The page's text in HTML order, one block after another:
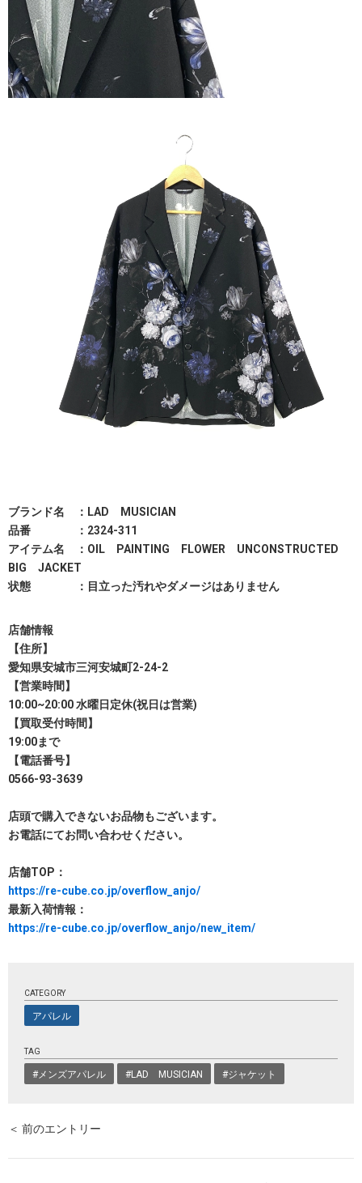
ブランド名 ：LAD MUSICIAN
品番 ：2324-311
アイテム名 ：OIL PAINTING FLOWER UNCONSTRUCTED
BIG JACKET
状態 ：目立った汚れやダメージはありません
店舗情報
【住所】
愛知県安城市三河安城町2-24-2
【営業時間】
10:00~20:00 水曜日定休(祝日は営業)
【買取受付時間】
19:00まで
【電話番号】
0566-93-3639
店頭で購入できないお品物もございます。
お電話にてお問い合わせください。
店舗TOP：
https://re-cube.co.jp/overflow_anjo/
最新入荷情報：
https://re-cube.co.jp/overflow_anjo/new_item/
CATEGORY
アパレル
TAG
#メンズアパレル #LAD MUSICIAN #ジャケット
＜ 前のエントリー